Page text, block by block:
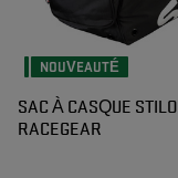
NOUVEAUTÉ
SAC À CASQUE STILO
RACEGEAR